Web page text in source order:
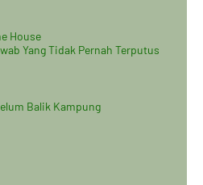
House
Yang Tidak Pernah Terputus
Balik Kampung